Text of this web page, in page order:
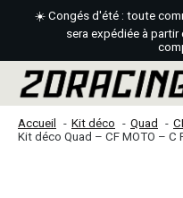
☀️ Congés d'été : toute
sera expédiée à
Accueil Kit déco Quad
Kit déco Quad – CF MOTO – C